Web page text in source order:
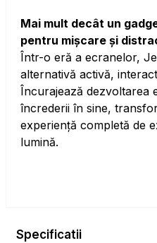
Mai mult decât un
pentru mișcare și
Într-o eră a ecranelor,
alternativă activă,
Încurajează dezvoltarea
încrederii în sine,
experiență completă de
lumină.
Specificatii